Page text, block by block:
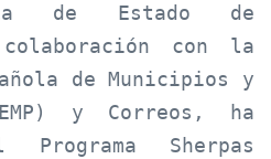
de Estado de
con la
de Municipios y
y Correos, ha
Programa Sherpas